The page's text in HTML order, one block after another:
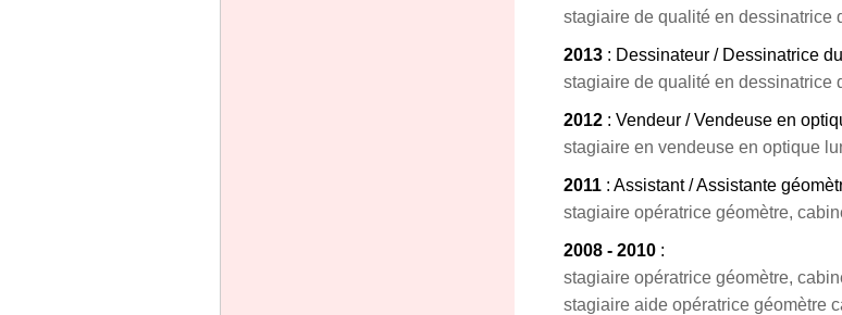
stagiaire de qualité en dessinatrice
2013 : Dessinateur / Dessinatrice
stagiaire de qualité en dessinatrice
2012 : Vendeur / Vendeuse en
stagiaire en vendeuse en optique
2011 : Assistant / Assistante
stagiaire opératrice géomètre,
2008 - 2010 :
stagiaire opératrice géomètre,
stagiaire aide opératrice géomètre